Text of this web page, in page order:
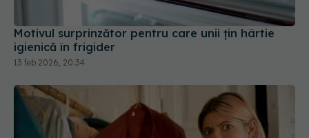
Motivul surprinzător pentru care unii țin hârtie
igienică în frigider
13 feb 2026, 20:34